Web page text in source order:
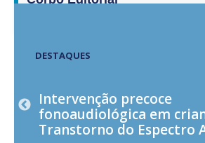
DESTAQUES
Intervenção precoce
fonoaudiológica em crianças
Transtorno do Espectro